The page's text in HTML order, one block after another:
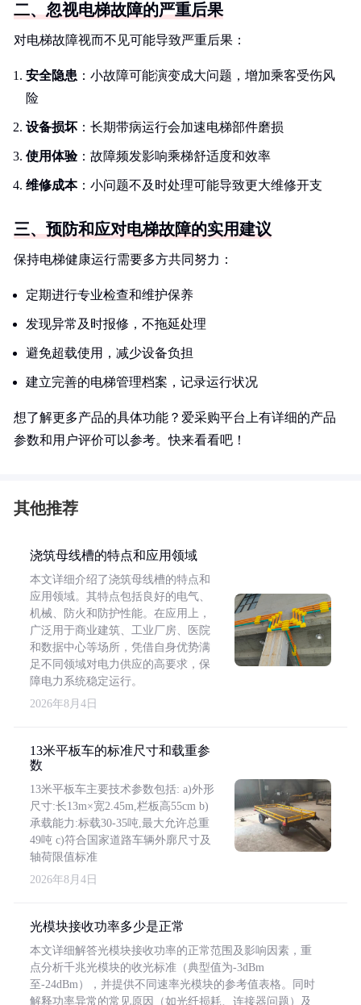
二、忽视电梯故障的严重后果
对电梯故障视而不见可能导致严重后果：
安全隐患 ：小故障可能演变成大问题，增加乘客受伤风
险
设备损坏 ：长期带病运行会加速电梯部件磨损
使用体验：故障频发影响乘梯舒适度和效率
维修成本：小问题不及时处理可能导致更大维修开支
三、预防和应对电梯故障的实用建议
保持电梯健康运行需要多方共同努力：
定期进行专业检查和维护保养
发现异常及时报修，不拖延处理
避免超载使用，减少设备负担
建立完善的电梯管理档案，记录运行状况
想了解更多产品的具体功能？爱采购平台上有详细的产品
参数和用户评价可以参考。快来看看吧！
其他推荐
浇筑母线槽的特点和应用领域
本文详细介绍了浇筑母线槽的特点和
应用领域。其特点包括良好的电气、
机械、防火和防护性能。在应用上，
广泛用于商业建筑、工业厂房、医院
和数据中心等场所，凭借自身优势满
足不同领域对电力供应的高要求，保
障电力系统稳定运行。
2026年8月4日
13米平板车的标准尺寸和载重参
数
13米平板车主要技术参数包括: a)外形
尺寸:长13m×宽2.45m,栏板高55cm b)
承载能力:标载30-35吨,最大允许总重
49吨 c)符合国家道路车辆外廓尺寸及
轴荷限值标准
2026年8月4日
光模块接收功率多少是正常
本文详细解答光模块接收功率的正常范围及影响因素，重
点分析千兆光模块的收光标准（典型值为-3dBm
至-24dBm），并提供不同速率光模块的参考值表格。同时
解释功率异常的常见原因（如光纤损耗、连接器问题）及